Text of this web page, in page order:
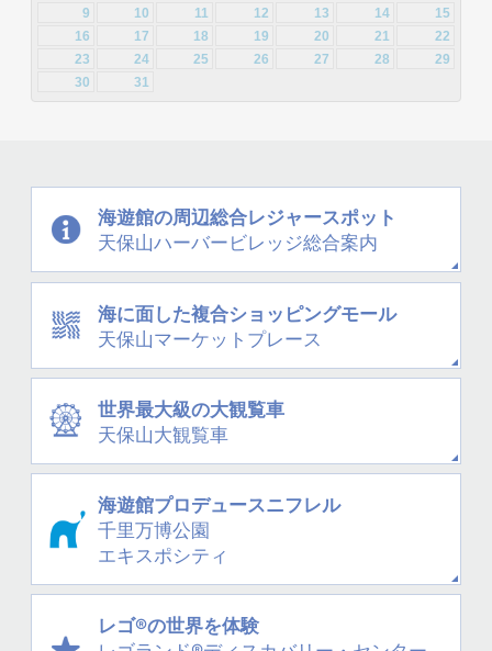
2013年2月 [26] 2013年1月 [31]
9
10 11 12 13 14
15
16
17 18 19 20 21
22
23
24 25 26 27 28
29
30
31
海遊館の周辺総合レジャースポット
天保山ハーバービレッジ総合案内
海に面した複合ショッピングモール
天保山マーケットプレース
世界最大級の大観覧車
天保山大観覧車
海遊館プロデュースニフレル
千里万博公園
エキスポシティ
レゴ®の世界を体験